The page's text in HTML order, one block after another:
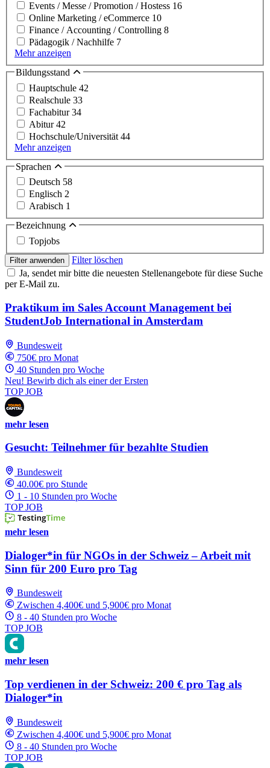
Events / Messe / Promotion / Hostess 16
Online Marketing / eCommerce 10
Finance / Accounting / Controlling 8
Pädagogik / Nachhilfe 7
Mehr anzeigen
Bildungsstand
Hauptschule 42
Realschule 33
Fachabitur34
Abitur42
Hochschule/Universität 44
Mehr anzeigen
Sprachen
Deutsch 58
Englisch 2
Arabisch 1
Bezeichnung
Topjobs
Filter anwenden
Filter löschen
Ja, sendet mir bitte die neuesten Stellenangebote für diese Suche
per E-Mail zu.
Praktikum im Sales Account Management bei
StudentJob International in Amsterdam
Bundesweit
750€ pro Monat
40 Stunden pro Woche
Neu! Bewirb dich als einer der Ersten
TOP JOB
mehr lesen
Gesucht: Teilnehmer für bezahlte Studien
Bundesweit
40.00€ pro Stunde
1 - 10 Stunden pro Woche
TOP JOB
mehr lesen
Dialoger*in für NGOs in der Schweiz – Arbeit mit
Sinn für 200 Euro pro Tag
Bundesweit
Zwischen 4,400€ und 5,900€ pro Monat
8 - 40 Stunden pro Woche
TOP JOB
mehr lesen
Top verdienen in der Schweiz: 200 € pro Tag als
Dialoger*in
Bundesweit
Zwischen 4,400€ und 5,900€ pro Monat
8 - 40 Stunden pro Woche
TOP JOB